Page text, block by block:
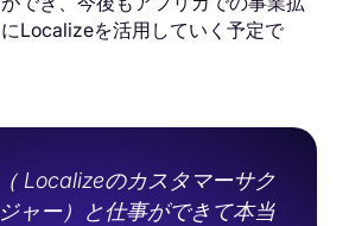
Localizeを活用していく予定で
（ Localizeのカスタマーサク
ャー）と仕事ができて本当